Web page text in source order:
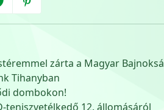
zárta a Magyar
Tihanyban
dombokon!
teniszvetélkedő 12. állomásáról